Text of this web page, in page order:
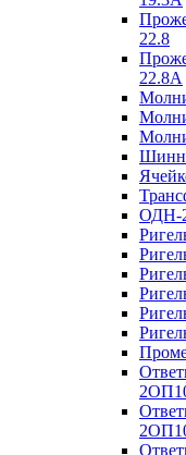
22.8
22.8А
ОДН-